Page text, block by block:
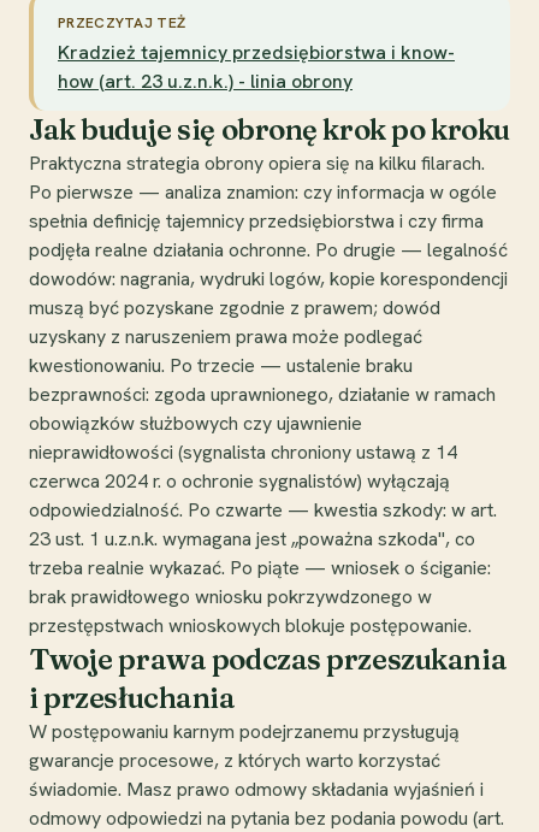
PRZECZYTAJ TEŻ
Kradzież tajemnicy przedsiębiorstwa i know-
how (art. 23 u.z.n.k.) - linia obrony
Jak buduje się obronę krok po kroku
Praktyczna strategia obrony opiera się na kilku filarach.
Po pierwsze — analiza znamion: czy informacja w ogóle
spełnia definicję tajemnicy przedsiębiorstwa i czy firma
podjęła realne działania ochronne. Po drugie — legalność
dowodów: nagrania, wydruki logów, kopie korespondencji
muszą być pozyskane zgodnie z prawem; dowód
uzyskany z naruszeniem prawa może podlegać
kwestionowaniu. Po trzecie — ustalenie braku
bezprawności: zgoda uprawnionego, działanie w ramach
obowiązków służbowych czy ujawnienie
nieprawidłowości (sygnalista chroniony ustawą z 14
czerwca 2024 r. o ochronie sygnalistów) wyłączają
odpowiedzialność. Po czwarte — kwestia szkody: w art.
23 ust. 1 u.z.n.k. wymagana jest „poważna szkoda", co
trzeba realnie wykazać. Po piąte — wniosek o ściganie:
brak prawidłowego wniosku pokrzywdzonego w
przestępstwach wnioskowych blokuje postępowanie.
Twoje prawa podczas przeszukania
i przesłuchania
W postępowaniu karnym podejrzanemu przysługują
gwarancje procesowe, z których warto korzystać
świadomie. Masz prawo odmowy składania wyjaśnień i
odmowy odpowiedzi na pytania bez podania powodu (art.